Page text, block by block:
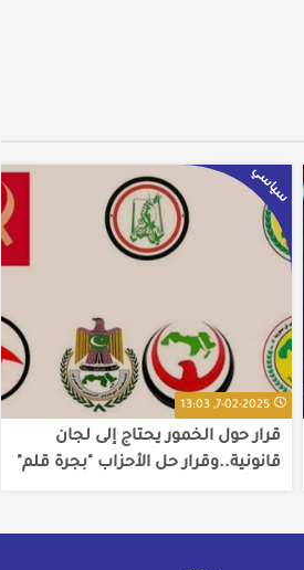
سياسي
7-02-2025, 13:03
قرار حول الخمور يحتاج إلى لجان
قانونية..وقرار حل الأحزاب "بجرة قلم"